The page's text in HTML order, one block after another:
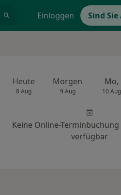
Einloggen Sind
Heute
8 Aug
Morgen
9 Aug
Mo,
10 Aug
Keine Online-
verfügbar